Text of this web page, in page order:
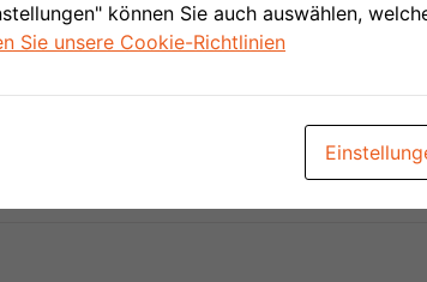
können Sie auch auswählen,
Sie unsere Cookie-Richtlinien